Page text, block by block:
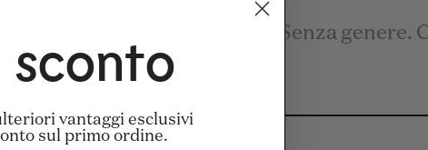
Aqua/Acqua/Eau. Senza genere.
sconto
vantaggi esclusivi
sul primo ordine.